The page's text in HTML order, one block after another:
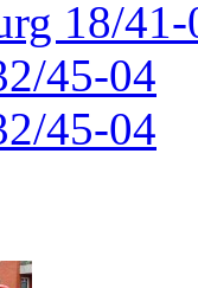
18/41-
45-04
45-04